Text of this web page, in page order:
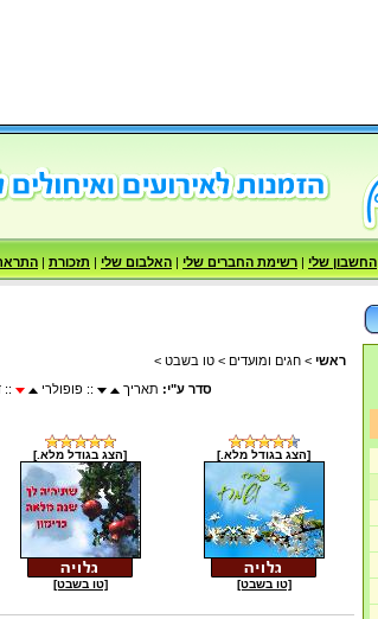
החשבון שלי רשימת החברים שלי האלבום שלי תזכורת
ראשי > חגים ומועדים > טו בשבט >
סדר ע"י: תאריך :: פופולרי ::
[הצג בגודל מלא.]
[טו בשבט]
[הצג בגודל מלא.]
[טו בשבט]